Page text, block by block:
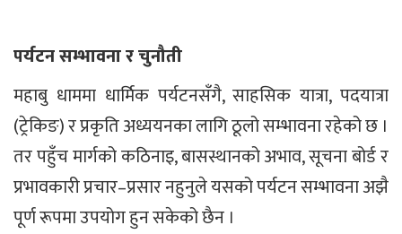
पर्यटन सम्भावना र चुनौती
महाबु धाममा धार्मिक पर्यटनसँगै, साहसिक यात्रा, पदयात्रा
(ट्रेकिङ) र प्रकृति अध्ययनका लागि ठूलो सम्भावना रहेको छ ।
तर पहुँच मार्गको कठिनाइ, बासस्थानको अभाव, सूचना बोर्ड र
प्रभावकारी प्रचार–प्रसार नहुनुले यसको पर्यटन सम्भावना अझै
पूर्ण रूपमा उपयोग हुन सकेको छैन ।